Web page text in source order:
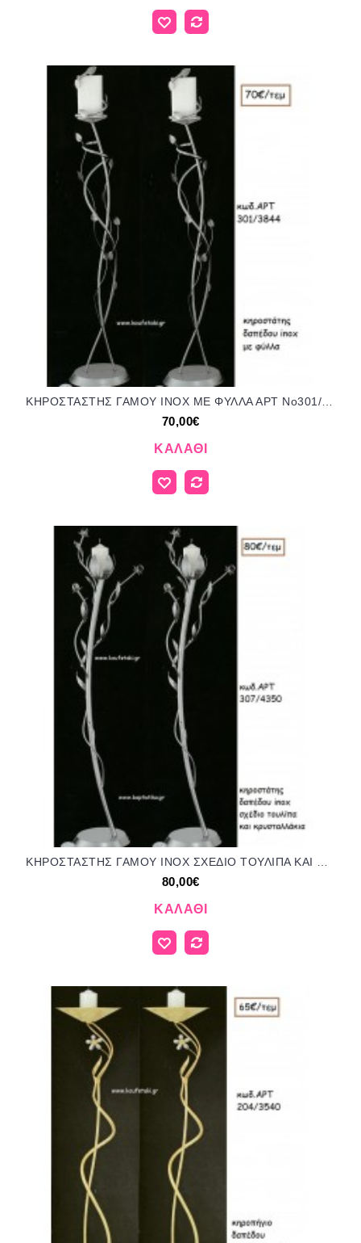
70,00€
ΚΑΛΆΘΙ
80,00€
ΚΑΛΆΘΙ